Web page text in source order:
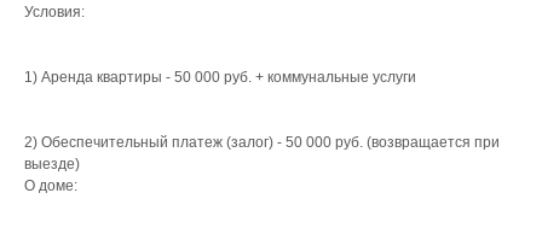
Условия:
1) Аренда квартиры - 50 000 руб. + коммунальные услуги
2) Обеспечительный платеж (залог) - 50 000 руб. (возвращается при
выезде)
О доме: